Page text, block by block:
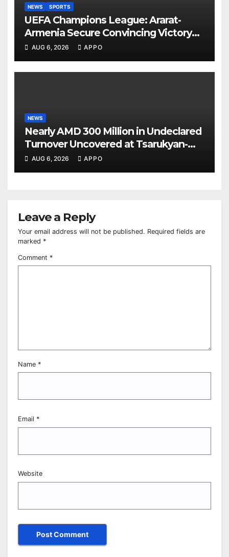
NEWS SPORTS
UEFA Champions League: Ararat-
Armenia Secure Convincing Victory
Over Shamrock Rovers 2-0
AUG 6, 2026 APPO
NEWS
Nearly AMD 300 Million in Undeclared
Turnover Uncovered at Tsarukyan-
Owned Entertainment Center
AUG 6, 2026 APPO
Leave a Reply
Your email address will not be published. Required fields are
marked *
Comment *
Name *
Email *
Website